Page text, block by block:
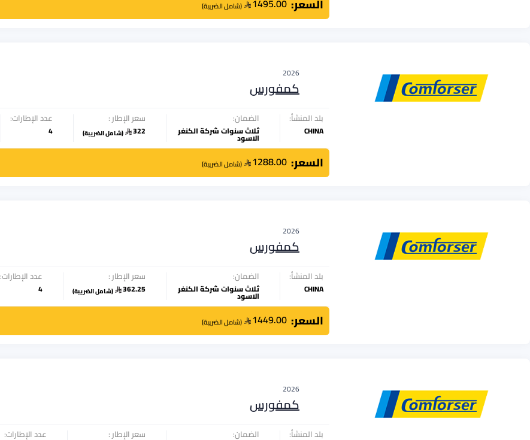
السعر: 1495.00
(شامل الضريبة)
2026
كمفورس
بلد المنشأ:
CHINA
الضمان:
ثلاث سنوات شركة الكنغر
الاسود
سعر الإطار :
322
(شامل الضريبة)
عدد الإطارات:
4
السعر: 1288.00
(شامل الضريبة)
2026
كمفورس
بلد المنشأ:
CHINA
الضمان:
ثلاث سنوات شركة الكنغر
الاسود
سعر الإطار :
362.25
(شامل الضريبة)
عدد الإطارات:
4
السعر: 1449.00
(شامل الضريبة)
2026
كمفورس
بلد المنشأ: الضمان: سعر الإطار : عدد الإطارات: